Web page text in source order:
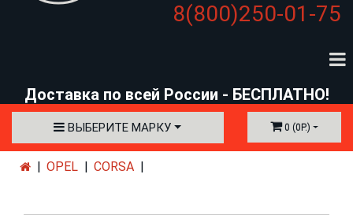
8(800)250-01-75
Доставка по всей России - БЕСПЛАТНО!
ВЫБЕРИТЕ МАРКУ 0 (0Р.)
OPEL CORSA